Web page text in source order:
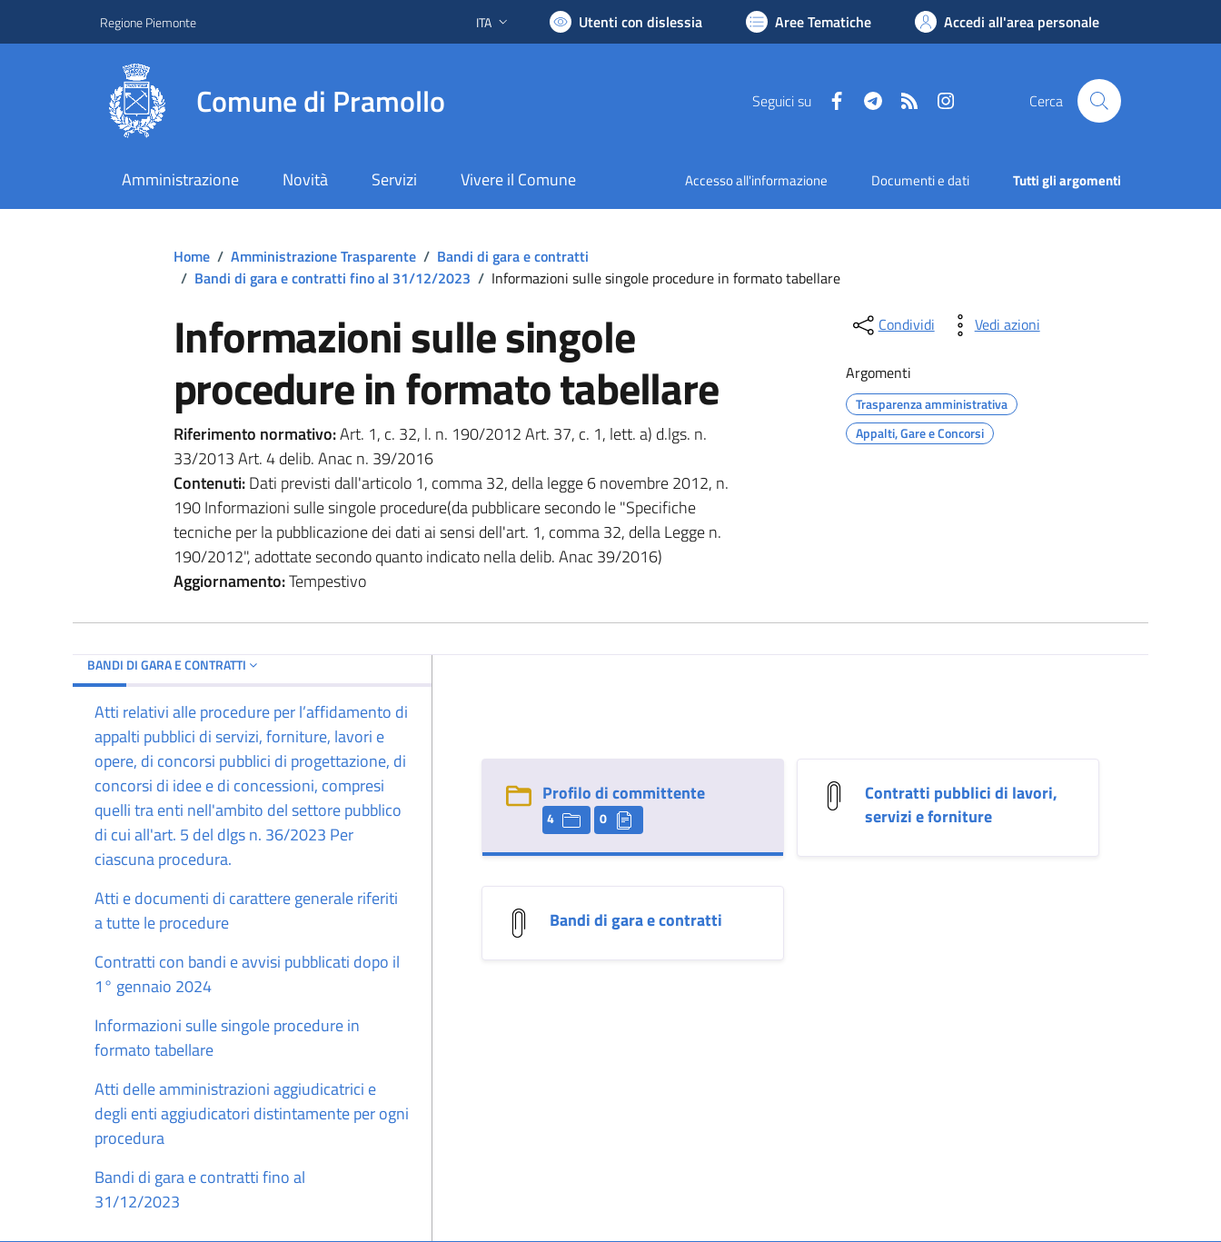
Regione Piemonte Lingua attiva:
ITA Utenti con dislessia Aree Tematiche Accedi all'area personale
Comune di Pramollo Seguici su FacebookTelegramRSS Cerca
Amministrazione Novità Servizi Vivere il Comune Accesso all'informazione Documenti e dati Tutti gli argomenti
Home / Amministrazione Trasparente / Bandi di gara e contratti
/ Bandi di gara e contratti fino al 31/12/2023 / Informazioni sulle singole procedure in formato tabellare
Informazioni sulle singole
procedure in formato tabellare
Riferimento normativo:Art. 1, c. 32, l. n. 190/2012 Art. 37, c. 1, lett. a) d.lgs. n.
33/2013 Art. 4 delib. Anac n. 39/2016
Contenuti:Dati previsti dall'articolo 1, comma 32, della legge 6 novembre 2012, n.
190 Informazioni sulle singole procedure(da pubblicare secondo le "Specifiche
tecniche per la pubblicazione dei dati ai sensi dell'art. 1, comma 32, della Legge n.
190/2012", adottate secondo quanto indicato nella delib. Anac 39/2016)
Aggiornamento:Tempestivo
Condividi Vedi azioni
Argomenti
Trasparenza amministrativa
Appalti, Gare e Concorsi
BANDI DI GARA E CONTRATTI
Atti relativi alle procedure per l’affidamento di
appalti pubblici di servizi, forniture, lavori e
opere, di concorsi pubblici di progettazione, di
concorsi di idee e di concessioni, compresi
quelli tra enti nell'ambito del settore pubblico
di cui all'art. 5 del dlgs n. 36/2023 Per
ciascuna procedura.
Atti e documenti di carattere generale riferiti
a tutte le procedure
Contratti con bandi e avvisi pubblicati dopo il
1° gennaio 2024
Informazioni sulle singole procedure in
formato tabellare
Atti delle amministrazioni aggiudicatrici e
degli enti aggiudicatori distintamente per ogni
procedura
Bandi di gara e contratti fino al
31/12/2023
Profilo di committente
4 0
Contratti pubblici di lavori,
servizi e forniture
Bandi di gara e contratti